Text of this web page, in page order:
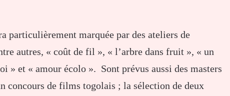
particulièrement marquée par des ateliers de
autres, « coût de fil », « l’arbre dans fruit », « un
» et « amour écolo ». Sont prévus aussi des masters
concours de films togolais ; la sélection de deux